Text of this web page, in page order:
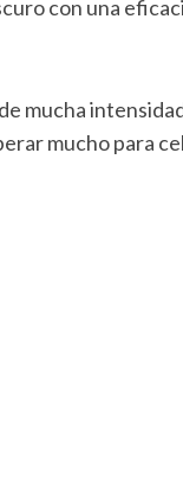
con una
mucha
mucho para